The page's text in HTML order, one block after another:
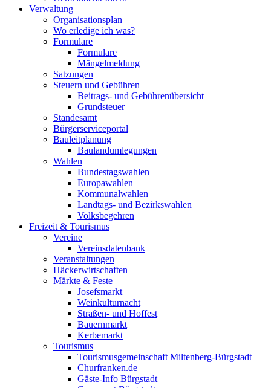
Verwaltung
Organisationsplan
Wo erledige ich was?
Formulare
Formulare
Mängelmeldung
Satzungen
Steuern und Gebühren
Beitrags- und Gebührenübersicht
Grundsteuer
Standesamt
Bürgerserviceportal
Bauleitplanung
Baulandumlegungen
Wahlen
Bundestagswahlen
Europawahlen
Kommunalwahlen
Landtags- und Bezirkswahlen
Volksbegehren
Freizeit & Tourismus
Vereine
Vereinsdatenbank
Veranstaltungen
Häckerwirtschaften
Märkte & Feste
Josefsmarkt
Weinkulturnacht
Straßen- und Hoffest
Bauernmarkt
Kerbemarkt
Tourismus
Tourismusgemeinschaft Miltenberg-Bürgstadt
Churfranken.de
Gäste-Info Bürgstadt